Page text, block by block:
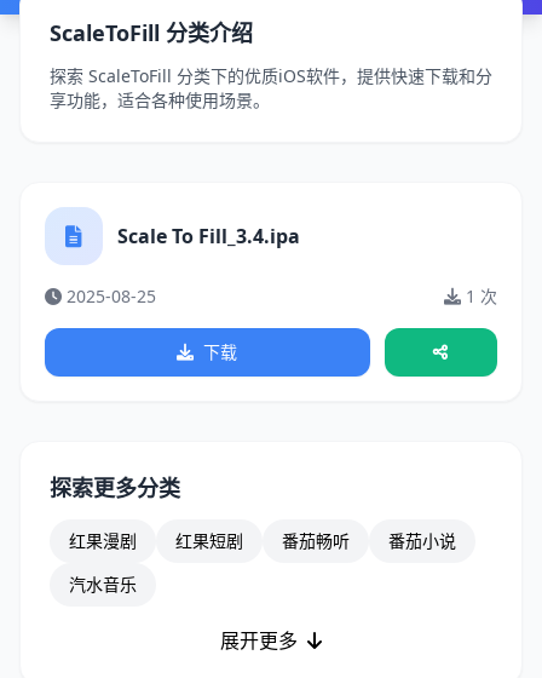
ScaleToFill 分类介绍
探索 ScaleToFill 分类下的优质iOS软件，提供快速下载和分
享功能，适合各种使用场景。
Scale To Fill_3.4.ipa
2025-08-25 1 次
下载
探索更多分类
红果漫剧 红果短剧 番茄畅听
番茄小说
汽水音乐
展开更多